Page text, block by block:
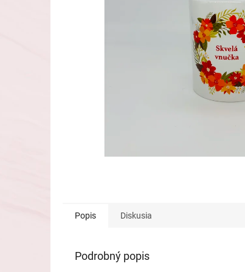
Popis Diskusia
Podrobný popis